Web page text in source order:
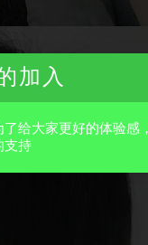
加入
给大家更好的体验感
支持